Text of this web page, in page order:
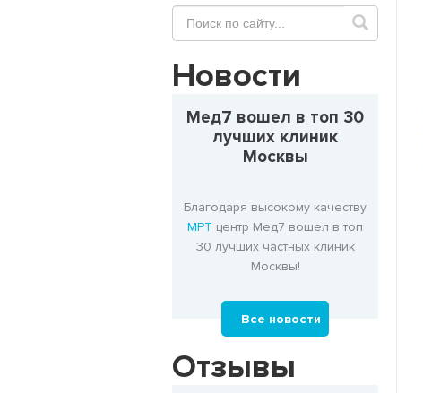
Новости
Мед7 вошел в топ 30
лучших клиник
Москвы
Благодаря высокому качеству
МРТ центр Мед7 вошел в топ
30 лучших частных клиник
Москвы!
Все новости
Отзывы